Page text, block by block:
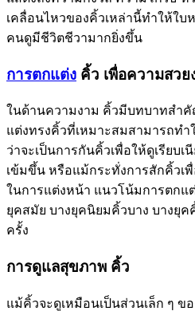
เคลื่อนไหวของคิ้วเหล่านี้ทำให้ใบ
คนดูมีชีวิตชีวามากยิ่งขึ้น
การตกแต่ง คิ้ว เพื่อความสวย
ในด้านความงาม คิ้วมีบทบาทสำ
แต่งทรงคิ้วที่เหมาะสมสามารถท
ว่าจะเป็นการกันคิ้วเพื่อให้ดูเรียบเ
เข้มขึ้น หรือแม้กระทั่งการสักคิ้วเ
ในการแต่งหน้า แนวโน้มการตกแ
ยุคสมัย บางยุคนิยมคิ้วบาง บางยุ
ครั้ง
การดูแลสุขภาพ คิ้ว
แม้คิ้วจะดูเหมือนเป็นส่วนเล็ก ๆ ข